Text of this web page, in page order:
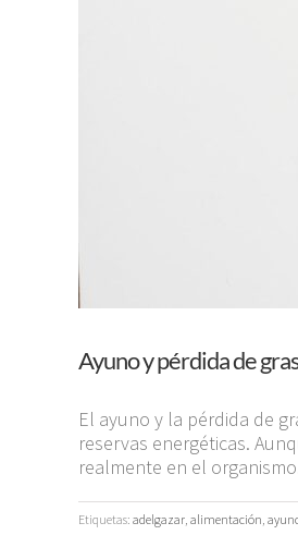
Ayuno y pérdida de
El ayuno y la pérdida de
reservas energéticas.
realmente en el
Etiquetas: adelgazar, alimentación,